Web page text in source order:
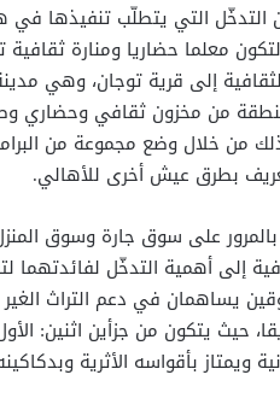
التدخّل التي يتطلّب تنفيذها
معلما حضاريا ومنارة
إلى قرية توجان، وهي
من مخزون ثقافي وحضاري
من خلال وضع مجموعة من
بطرق عيش أخرى للأهالي.
بالمرور على سوق جارة وسوق
إلى أهمية التدخّل لفائدتهما
يساهمان في دعم التراث الغير
حيث يتكون من جزأين اثنين:
ويمتاز بأقواسه الأثرية